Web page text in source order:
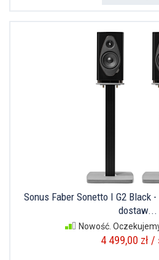
Sonus Faber Sonetto I G2 Black
dostaw...
Nowość.
4 499,00 zł /